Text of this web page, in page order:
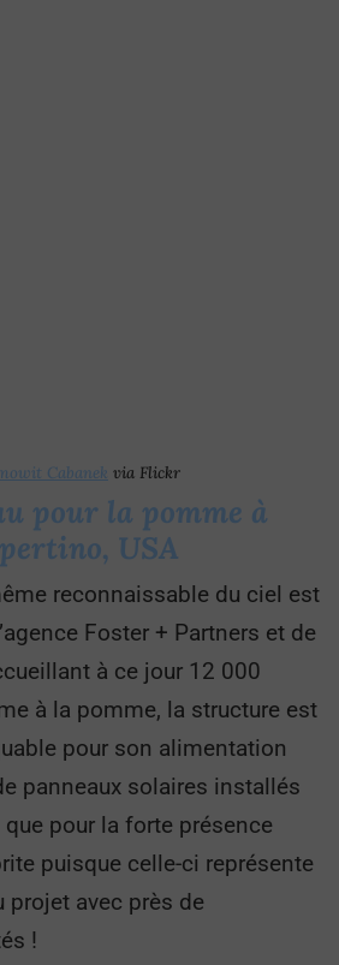
Cabanek via Flickr
pour la pomme à
USA
reconnaissable du ciel est
Foster + Partners et de
à ce jour 12 000
à la pomme, la structure est
pour son alimentation
panneaux solaires installés
pour la forte présence
puisque celle-ci représente
projet avec près de
!